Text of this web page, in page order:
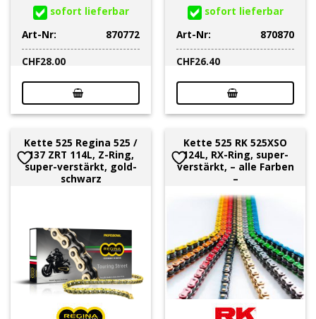
sofort lieferbar
Art-Nr:
870772
CHF28.00
sofort lieferbar
Art-Nr:
870870
CHF26.40
Kette 525 Regina 525 /
137 ZRT 114L, Z-Ring,
super-verstärkt, gold-
schwarz
Kette 525 RK 525XSO
124L, RX-Ring, super-
verstärkt, – alle Farben
–